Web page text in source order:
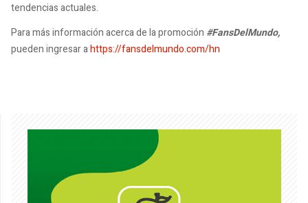
tendencias actuales.
Para más información acerca de la promoción #FansDelMundo,
pueden ingresar ahttps://fansdelmundo.com/hn